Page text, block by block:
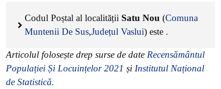
Codul Poștal al localității Satu Nou (Comuna
Muntenii De Sus,Județul Vaslui) este .
Articolul folosește drep surse de date Recensământul
Populației Și Locuințelor 2021 și Institutul Național
de Statistică.